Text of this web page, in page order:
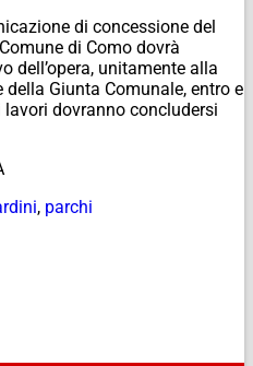
di concessione del
di Como dovrà
dell’opera, unitamente alla
Giunta Comunale, entro e
dovranno concludersi
, parchi